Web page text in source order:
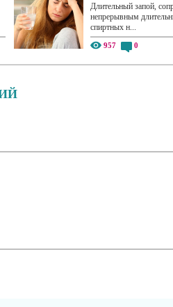
Длительный запой,
непрерывным
спиртных н...
957 0